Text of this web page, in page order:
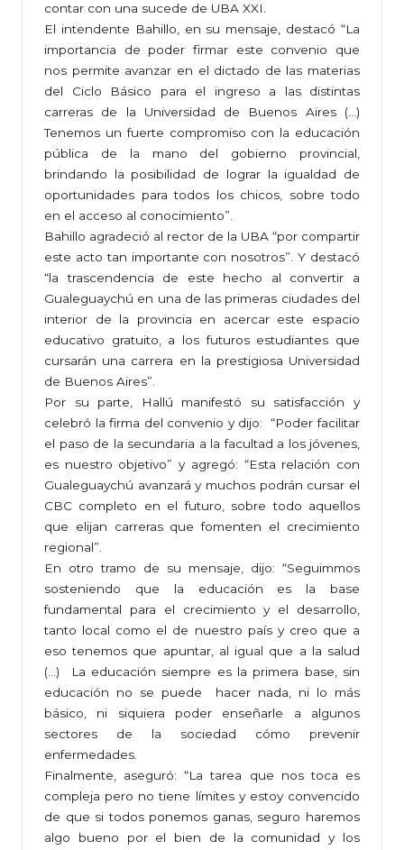
contar con una sucede de UBA XXI.
El intendente Bahillo, en su mensaje, destacó “La
importancia de poder firmar este convenio que
nos permite avanzar en el dictado de las materias
del Ciclo Básico para el ingreso a las distintas
carreras de la Universidad de Buenos Aires (…)
Tenemos un fuerte compromiso con la educación
pública de la mano del gobierno provincial,
brindando la posibilidad de lograr la igualdad de
oportunidades para todos los chicos, sobre todo
en el acceso al conocimiento”.
Bahillo agradeció al rector de la UBA “por compartir
este acto tan importante con nosotros”. Y destacó
“la trascendencia de este hecho al convertir a
Gualeguaychú en una de las primeras ciudades del
interior de la provincia en acercar este espacio
educativo gratuito, a los futuros estudiantes que
cursarán una carrera en la prestigiosa Universidad
de Buenos Aires”.
Por su parte, Hallú manifestó su satisfacción y
celebró la firma del convenio y dijo: “Poder facilitar
el paso de la secundaria a la facultad a los jóvenes,
es nuestro objetivo” y agregó: “Esta relación con
Gualeguaychú avanzará y muchos podrán cursar el
CBC completo en el futuro, sobre todo aquellos
que elijan carreras que fomenten el crecimiento
regional”.
En otro tramo de su mensaje, dijo: “Seguimmos
sosteniendo que la educación es la base
fundamental para el crecimiento y el desarrollo,
tanto local como el de nuestro país y creo que a
eso tenemos que apuntar, al igual que a la salud
(…) La educación siempre es la primera base, sin
educación no se puede hacer nada, ni lo más
básico, ni siquiera poder enseñarle a algunos
sectores de la sociedad cómo prevenir
enfermedades.
Finalmente, aseguró: “La tarea que nos toca es
compleja pero no tiene límites y estoy convencido
de que si todos ponemos ganas, seguro haremos
algo bueno por el bien de la comunidad y los